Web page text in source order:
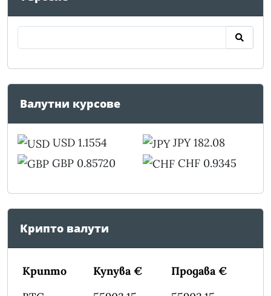
Валутни курсове
USD 1.1554
GBP 0.85720
JPY 182.08
CHF 0.9345
Крипто валути
Крипто Купува €
Продава €